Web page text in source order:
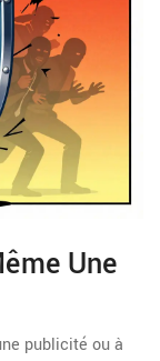
Une
publicité ou à